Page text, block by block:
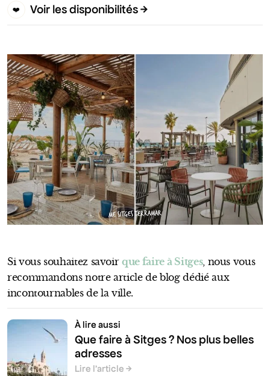
❤️ Voir les disponibilités
ME SITGES TERRAMAR
Si vous souhaitez savoir que faire à Sitges, nous vous
recommandons notre article de blog dédié aux
incontournables de la ville.
À lire aussi
Que faire à Sitges ? Nos plus belles
adresses
Lire l’article